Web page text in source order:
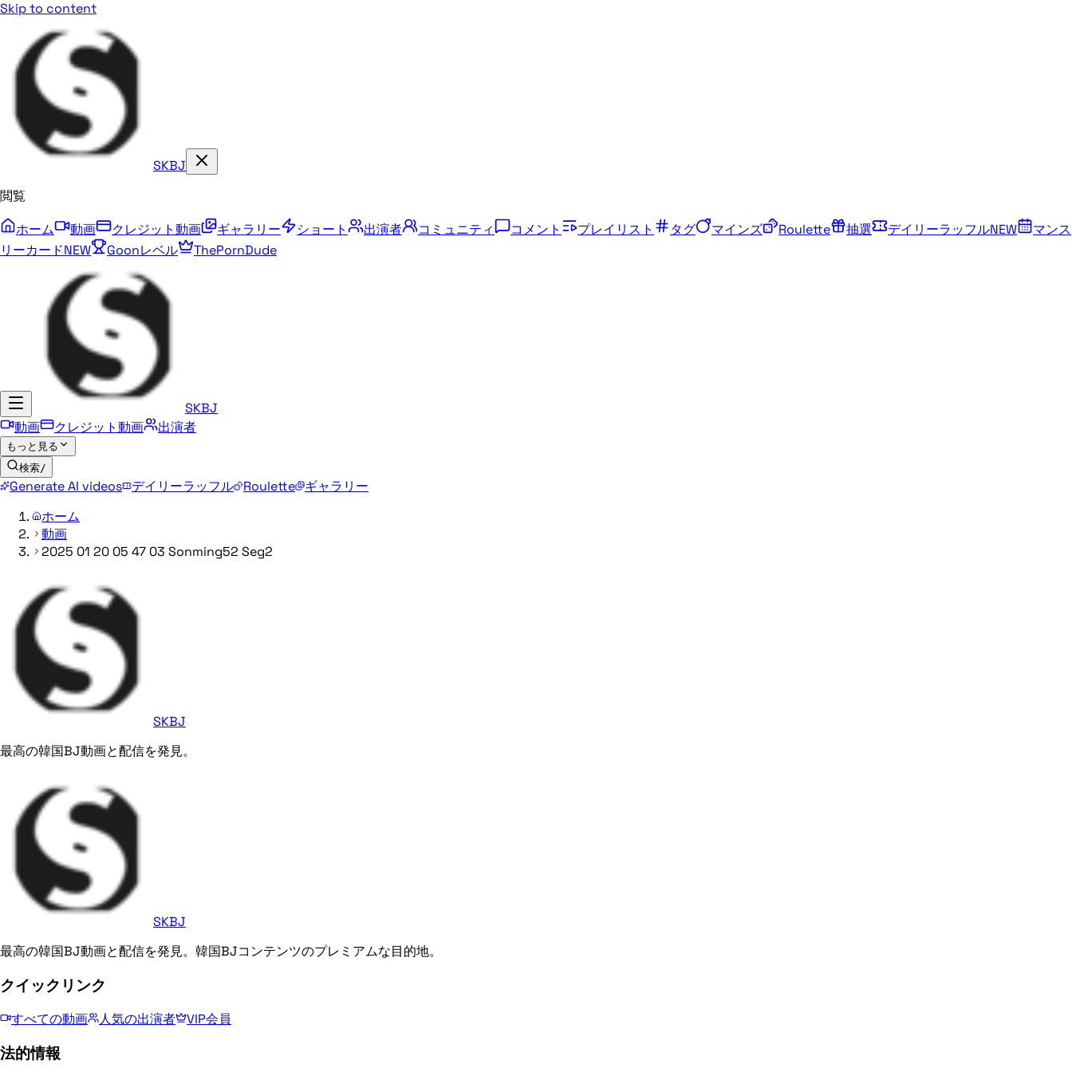
Skip to content
SKBJ
閲覧
ホーム
動画 クレジット動画 ギャラリー ショート 出演者 コミュニティ コメント プレイリスト タグ マインズ Roulette 抽選 デイリーラッフルNEW
マンス
リーカードNEW Goonレベル ThePornDude
SKBJ
動画
クレジット動画 出演者
もっと見る
検索/
Generate AI videos デイリーラッフル Roulette
ギャラリー
ホーム
動画
2025 01 20 05 47 03 Sonming52 Seg2
SKBJ
最高の韓国BJ動画と配信を発見。
SKBJ
最高の韓国BJ動画と配信を発見。韓国BJコンテンツのプレミアムな目的地。
クイックリンク
すべての動画 人気の出演者 VIP会員
法的情報